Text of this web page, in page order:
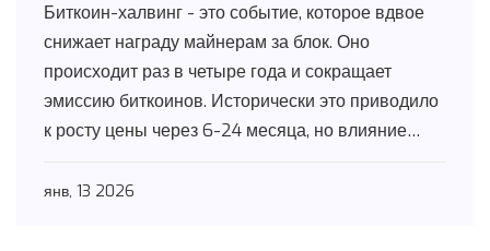
Биткоин-халвинг - это событие, которое вдвое
снижает награду майнерам за блок. Оно
происходит раз в четыре года и сокращает
эмиссию биткоинов. Исторически это приводило
к росту цены через 6-24 месяца, но влияние
янв, 13 2026